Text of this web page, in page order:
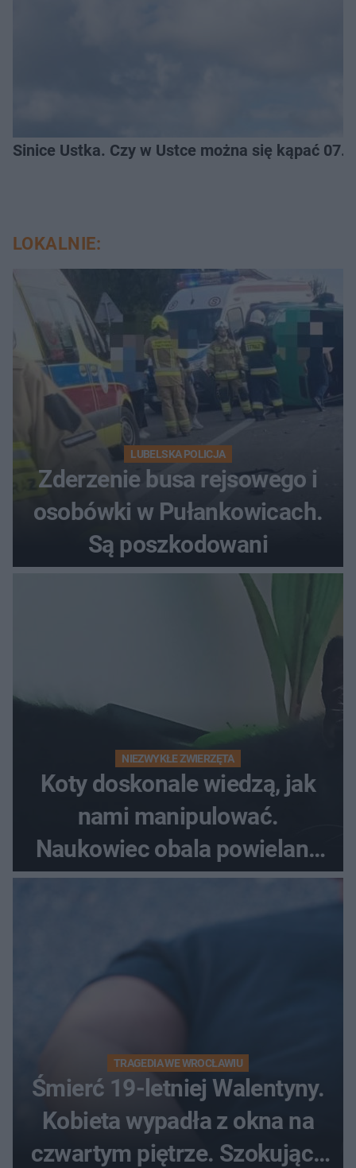
Sinice Ustka. Czy w Ustce można się kąpać
LOKALNIE:
LUBELSKA POLICJA
Zderzenie busa rejsowego i
osobówki w Pułankowicach.
Są poszkodowani
NIEZWYKŁE ZWIERZĘTA
Koty doskonale wiedzą, jak
nami manipulować.
Naukowiec obala powielane
od lat mity na ich temat
TRAGEDIA WE WROCŁAWIU
Śmierć 19-letniej Walentyny.
Kobieta wypadła z okna na
czwartym piętrze. Szokujące